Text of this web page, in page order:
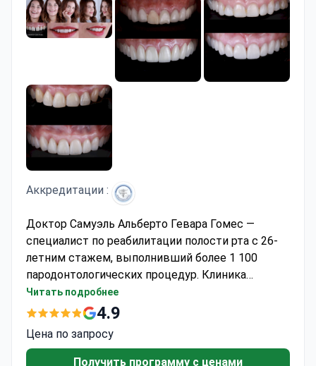
Аккредитации :
Доктор Самуэль Альберто Гевара Гомес —
специалист по реабилитации полости рта с 26-
летним стажем, выполнивший более 1 100
пародонтологических процедур. Клиника
Dentavida в Канкуне имеет аккредитацию
Asociación Dental Mexicana. Стоимость
$44. Комплексная 7-дневная программа лечения
пародонта может стоить около $877; в эту
Читать подробнее
4.9
Цена по запросу
Получить программу с ценами